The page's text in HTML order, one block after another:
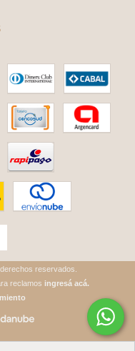
reservados.
reclamos ingresá acá.